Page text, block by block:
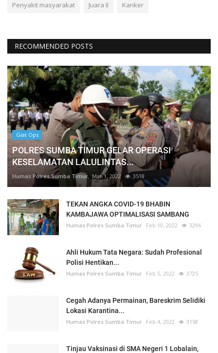
Penyakit masyarakat Juara II Kanker
RECOMMENDED POSTS
Giat Ops
POLRES SUMBA TIMUR GELAR OPERASI
KESELAMATAN LALULINTAS...
Humas Polres Sumba Timur Mar 1, 2022 3518
TEKAN ANGKA COVID-19 BHABIN
KAMBAJAWA OPTIMALISASI SAMBANG
Humas Polres Sumba Timur Feb 10, 2022 3296
Ahli Hukum Tata Negara: Sudah Profesional
Polisi Hentikan...
Humas Polres Sumba Timur Feb 5, 2022 3725
Cegah Adanya Permainan, Bareskrim Selidiki
Lokasi Karantina...
Humas Polres Sumba Timur Feb 4, 2022 3158
Tinjau Vaksinasi di SMA Negeri 1 Lobalain,